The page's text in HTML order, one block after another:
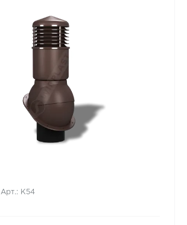
Арт.: К54